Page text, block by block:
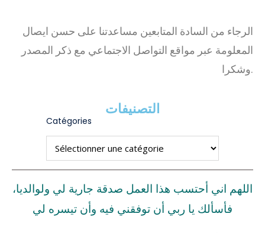
الرجاء من السادة المتابعين مساعدتنا على حسن ايصال
المعلومة عبر مواقع التواصل الاجتماعي مع ذكر المصدر
وشكرا.
التصنيفات
Catégories
اللهم اني أحتسب هذا العمل صدقة جارية لي ولوالديا،
فأسألك يا ربي أن توفقني فيه وأن تيسره لي